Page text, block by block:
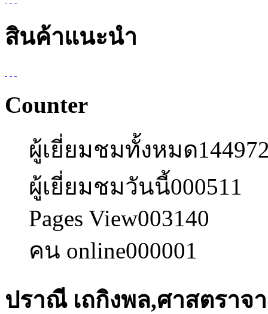
สินค้าแนะนำ
Counter
ผู้เยี่ยมชมทั้งหมด
ผู้เยี่ยมชมวันนี้000511
Pages View003140
คน online000001
ปราณี เถกิงพล,ศาสตราจ